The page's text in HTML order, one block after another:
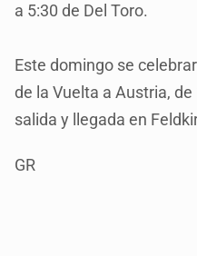
a 5:30 de Del Toro.
Este domingo se
de la Vuelta a Austria,
salida y llegada en
GR